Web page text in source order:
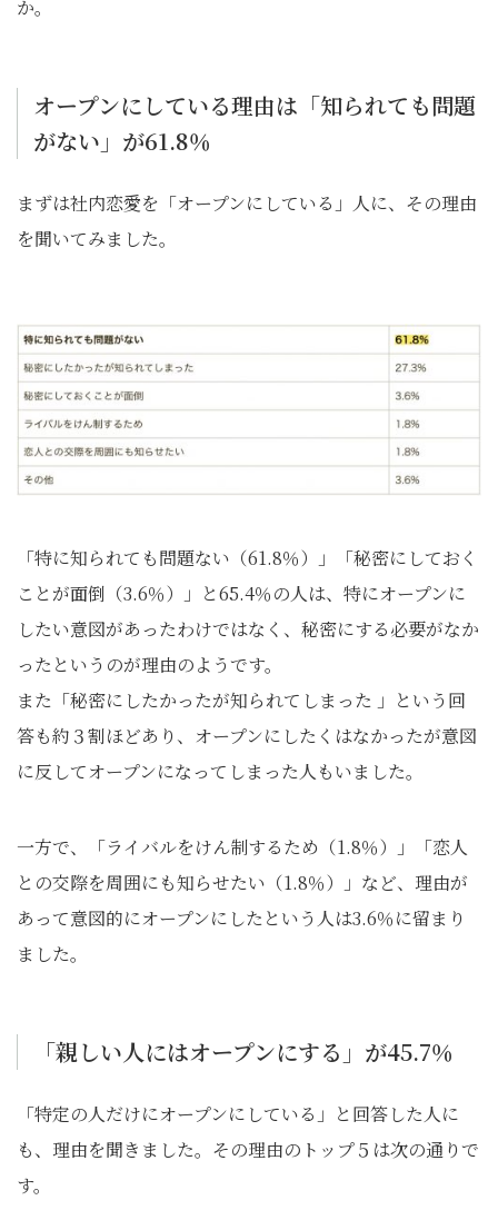
か。
オープンにしている理由は「知られても問題
がない」が61.8％
まずは社内恋愛を「オープンにしている」人に、その理由
を聞いてみました。
「特に知られても問題ない（61.8％）」「秘密にしておく
ことが面倒（3.6％）」と65.4％の人は、特にオープンに
したい意図があったわけではなく、秘密にする必要がなか
ったというのが理由のようです。
また「秘密にしたかったが知られてしまった 」という回
答も約３割ほどあり、オープンにしたくはなかったが意図
に反してオープンになってしまった人もいました。
一方で、「ライバルをけん制するため（1.8％）」「恋人
との交際を周囲にも知らせたい（1.8％）」など、理由が
あって意図的にオープンにしたという人は3.6％に留まり
ました。
「親しい人にはオープンにする」が45.7％
「特定の人だけにオープンにしている」と回答した人に
も、理由を聞きました。その理由のトップ５は次の通りで
す。